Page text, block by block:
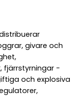
givare och
fjärrstyrningar -
och explosiva